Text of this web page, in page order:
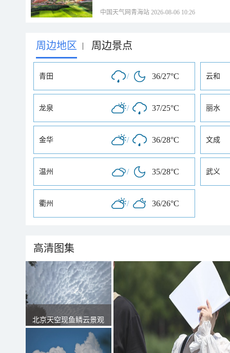
中国天气网青海站 2026-08-06 10:26
周边地区 | 周边景点
青田 / 36/27°C 云和
龙泉 / 37/25°C 丽水
金华 / 36/28°C 文成
温州 / 35/28°C 武义
衢州 / 36/26°C
高清图集
北京天空现鱼鳞云景观